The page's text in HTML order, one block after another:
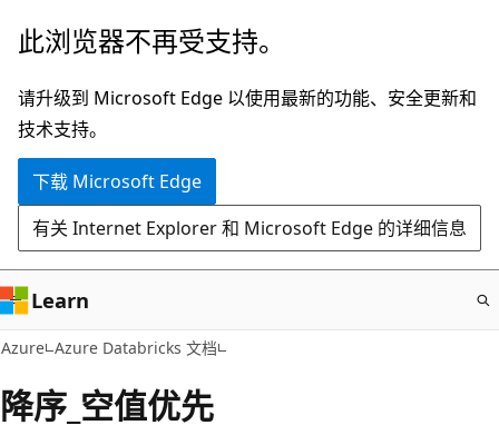
跳
主
要
内
此浏览器不再受支持。
请升级到 Microsoft Edge 以使用最新的功能、安全更新和
技术支持。
下载 Microsoft Edge
有关 Internet Explorer 和 Microsoft Edge 的详细信息
Learn
Azure Azure Databricks 文档
降序_空值优先